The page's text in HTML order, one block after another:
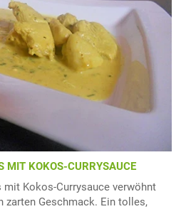
MIT KOKOS-CURRYSAUCE
mit Kokos-Currysauce verwöhnt
zarten Geschmack. Ein tolles,